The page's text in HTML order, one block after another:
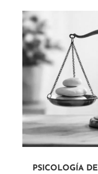
PSICOLOGÍA